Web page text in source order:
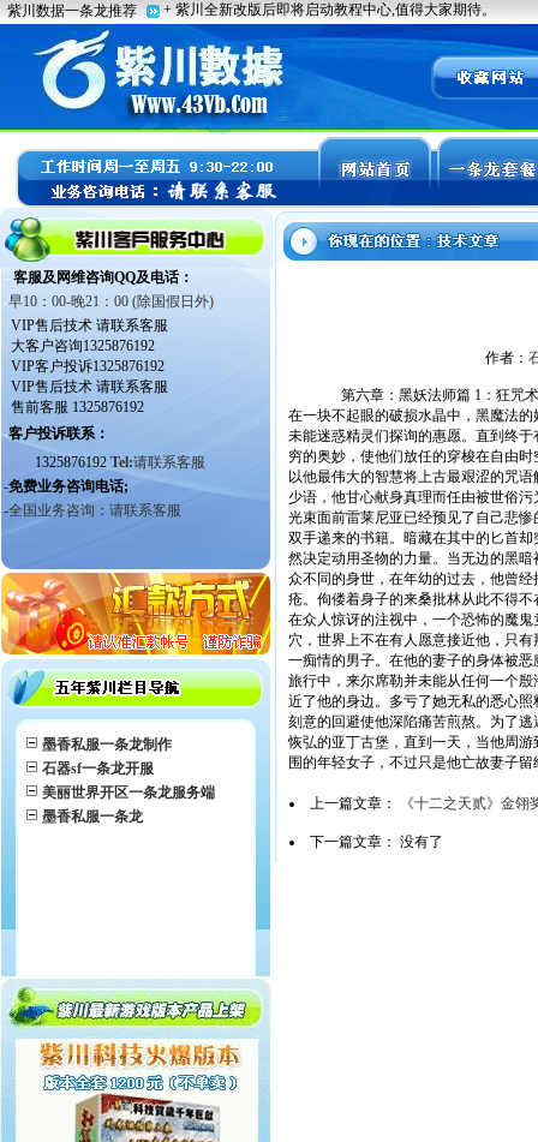
墨香私服一条龙制作
石器sf一条龙开服
美丽世界开区一条龙服务端
墨香私服一条龙
作者：
第六章：黑妖法师篇 1：狂咒术
在一块不起眼的破损水晶中，黑魔法
未能迷惑精灵们探询的惠愿。直到终于
穷的奥妙，使他们放任的穿梭在自由
以他最伟大的智慧将上古最艰涩的咒
少语，他甘心献身真理而任由被世俗
光束面前雷莱尼亚已经预见了自己悲
双手递来的书籍。暗藏在其中的匕首
然决定动用圣物的力量。当无边的黑
众不同的身世，在年幼的过去，他曾
疮。佝偻着身子的来桑批林从此不得
在众人惊讶的注视中，一个恐怖的魔鬼
穴，世界上不在有人愿意接近他，只
一痴情的男子。在他的妻子的身体被
旅行中，来尔席勒并未能从任何一个
近了他的身边。多亏了她无私的悉心
刻意的回避使他深陷痛苦煎熬。为了
恢弘的亚丁古堡，直到一天，当他周
围的年轻女子，不过只是他亡故妻子
上一篇文章： 《十二之天贰》金翎
下一篇文章： 没有了